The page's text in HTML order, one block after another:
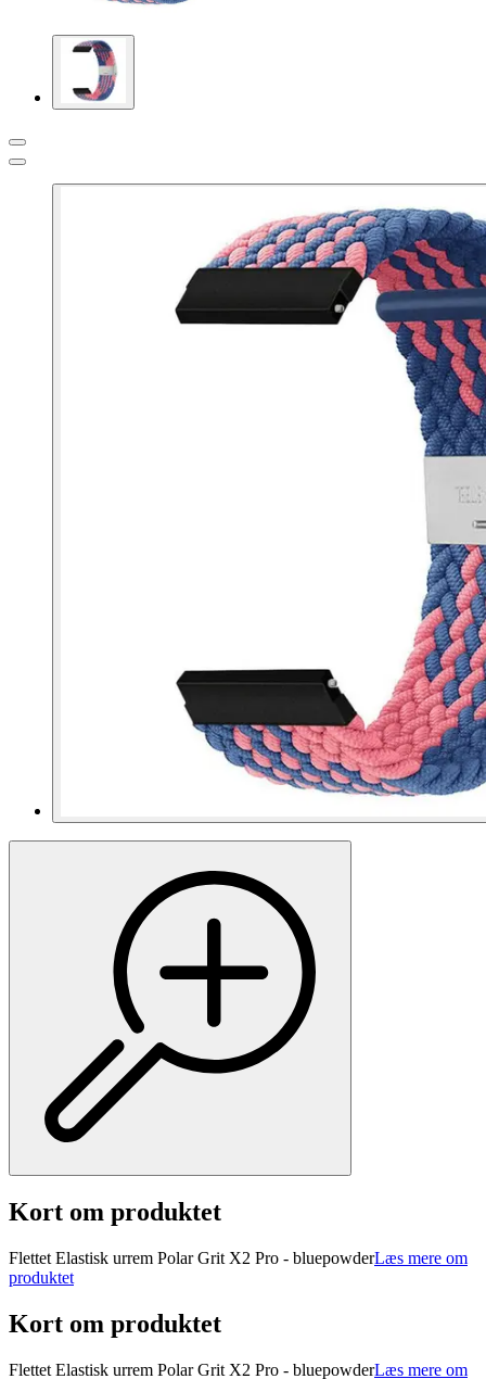
Kort om produktet
Flettet Elastisk urrem Polar Grit X2 Pro - bluepowderLæs mere om
produktet
Kort om produktet
Flettet Elastisk urrem Polar Grit X2 Pro - bluepowderLæs mere om